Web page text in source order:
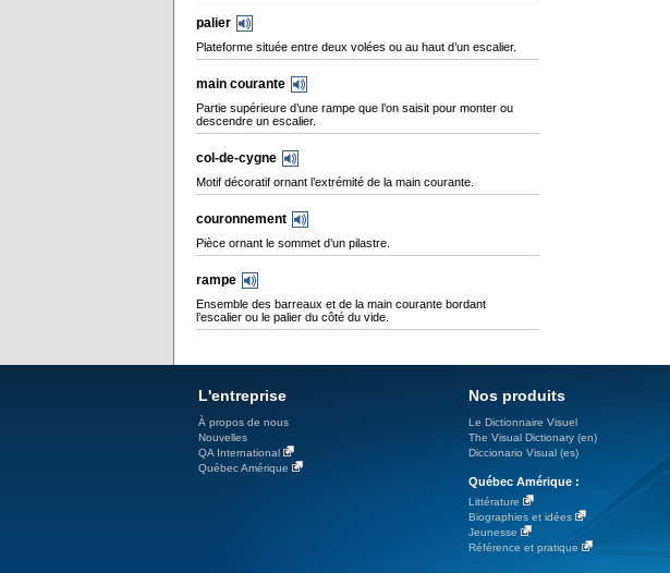
palier
Plateforme située entre deux volées ou au haut d’un escalier.
main courante
Partie supérieure d’une rampe que l’on saisit pour monter ou
descendre un escalier.
col-de-cygne
Motif décoratif ornant l’extrémité de la main courante.
couronnement
Pièce ornant le sommet d’un pilastre.
rampe
Ensemble des barreaux et de la main courante bordant
l’escalier ou le palier du côté du vide.
L'entreprise
À propos de nous
Nouvelles
QA International
Québec Amérique
Nos produits
Le Dictionnaire Visuel
The Visual Dictionary (en)
Diccionario Visual (es)
Québec Amérique :
Littérature
Biographies et idées
Jeunesse
Référence et pratique